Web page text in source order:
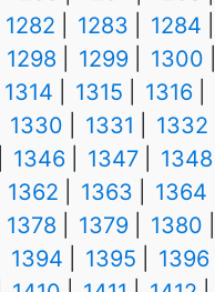
1282 1283
1284
1298 1299
1300
1314 1315
1316
1330 1331
1332
1346 1347
1348
1362 1363
1364
1378 1379
1380
1394 1395
1396